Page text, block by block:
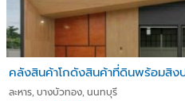
คลังสินค้าโกดังสินค้าที่ดินพร้อมสิง
ละหาร, บางบัวทอง, นนทบุรี